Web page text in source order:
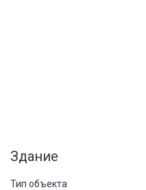
Здание
Тип объекта